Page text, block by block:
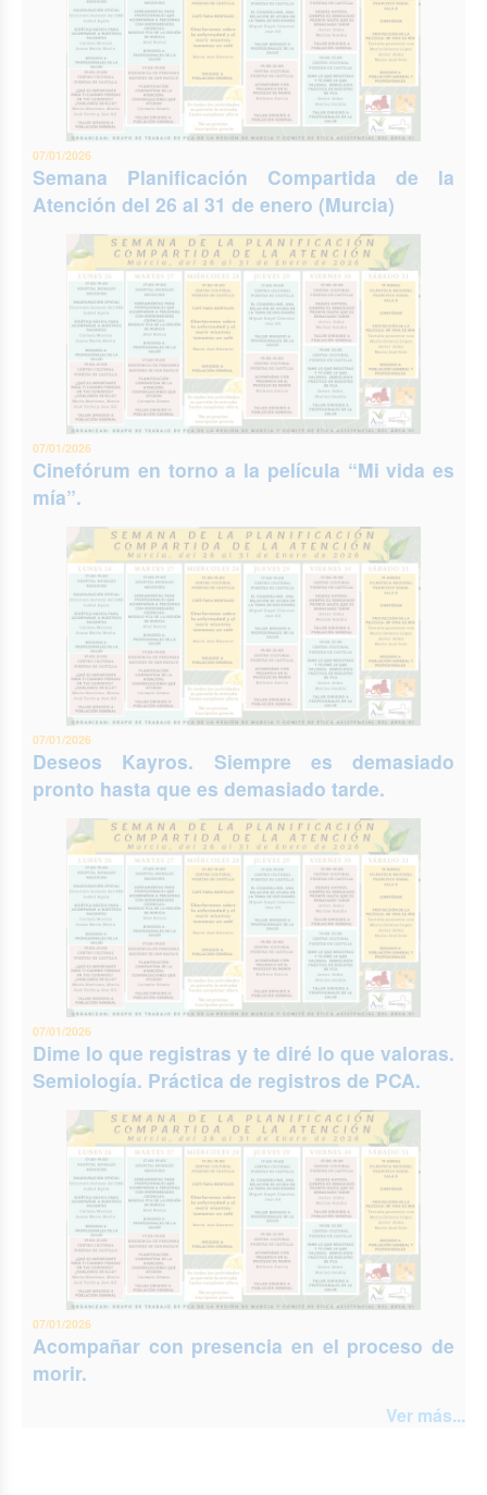
07/01/2026
Semana Planificación Compartida de la
Atención del 26 al 31 de enero (Murcia)
07/01/2026
Cinefórum en torno a la película “Mi vida es
mía”.
07/01/2026
Deseos Kayros. Siempre es demasiado
pronto hasta que es demasiado tarde.
07/01/2026
Dime lo que registras y te diré lo que valoras.
Semiología. Práctica de registros de PCA.
07/01/2026
Acompañar con presencia en el proceso de
morir.
Ver más...